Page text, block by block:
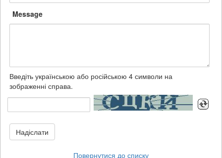
Message
Введіть українською або російською 4 символи на
зображенні справа.
Надіслати
Повернутися до списку